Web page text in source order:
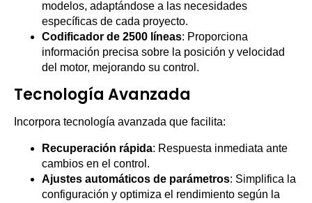
modelos, adaptándose a las necesidades
específicas de cada proyecto.
Codificador de 2500 líneas: Proporciona
información precisa sobre la posición y velocidad
del motor, mejorando su control.
Tecnología Avanzada
Incorpora tecnología avanzada que facilita:
Recuperación rápida: Respuesta inmediata ante
cambios en el control.
Ajustes automáticos de parámetros: Simplifica la
configuración y optimiza el rendimiento según la